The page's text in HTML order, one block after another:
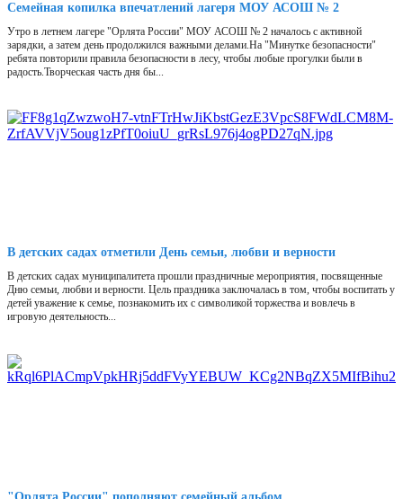
Семейная копилка впечатлений лагеря МОУ АСОШ № 2
Утро в летнем лагере "Орлята России" МОУ АСОШ № 2 началось с активной
зарядки, а затем день продолжился важными делами.На "Минутке безопасности"
ребята повторили правила безопасности в лесу, чтобы любые прогулки были в
радость.Творческая часть дня бы...
В детских садах отметили День семьи, любви и верности
В детских садах муниципалитета прошли праздничные мероприятия, посвященные
Дню семьи, любви и верности. Цель праздника заключалась в том, чтобы воспитать у
детей уважение к семье, познакомить их с символикой торжества и вовлечь в
игровую деятельность...